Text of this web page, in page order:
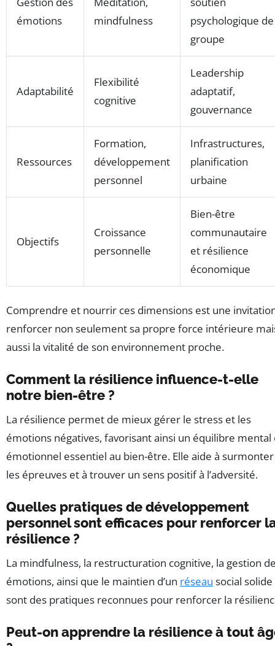
émotions
mindfulness
psychologique de
groupe
Adaptabilité
Flexibilité
cognitive
Leadership
adaptatif,
gouvernance
Ressources
Formation,
développement
personnel
Infrastructures,
planification
urbaine
Objectifs
Croissance
personnelle
Bien-être
communautaire
et résilience
économique
Comprendre et nourrir ces dimensions est une
renforcer non seulement sa propre force intérieure
aussi la vitalité de son environnement proche.
Comment la résilience influence-t-elle
notre bien-être ?
La résilience permet de mieux gérer le stress et les
émotions négatives, favorisant ainsi un équilibre mental
émotionnel essentiel au bien-être. Elle aide à surmonter
les épreuves et à trouver un sens positif à l’adversité.
Quelles pratiques de développement
personnel sont efficaces pour renforcer
résilience ?
La mindfulness, la restructuration cognitive, la gestion
émotions, ainsi que le maintien d’un réseau social solide
sont des pratiques reconnues pour renforcer la
Peut-on apprendre la résilience à tout